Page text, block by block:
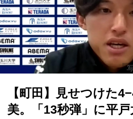
【町田】見せつけた
美。「13秒弾」に平